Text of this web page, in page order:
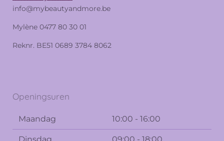
info@mybeautyandmore.be
Mylène 0477 80 30 01
Reknr. BE51 0689 3784 8062
Openingsuren
Maandag 10:00 - 16:00